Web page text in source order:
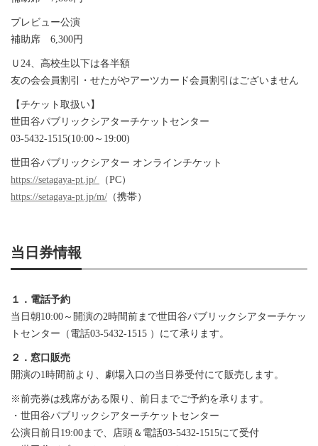
プレビュー公演
補助席 6,300円
Ｕ24、高校生以下は各半額
友の会会員割引・せたがやアーツカード会員割引はございません
【チケット取扱い】
世田谷パブリックシアターチケットセンター
03-5432-1515(10:00～19:00)
世田谷パブリックシアター オンラインチケット
https://setagaya-pt.jp/
（PC）
https://setagaya-pt.jp/m/ （携帯）
当日券情報
１．電話予約
当日朝10:00～開演の2時間前まで世田谷パブリックシアターチケッ
トセンター（電話03-5432-1515 ）にて承ります。
２．窓口販売
開演の1時間前より、劇場入口の当日券受付にて販売します。
※前売券は残席がある限り、前日までご予約を承ります。
・世田谷パブリックシアターチケットセンター
公演日前日19:00まで、店頭＆電話03-5432-1515にて受付